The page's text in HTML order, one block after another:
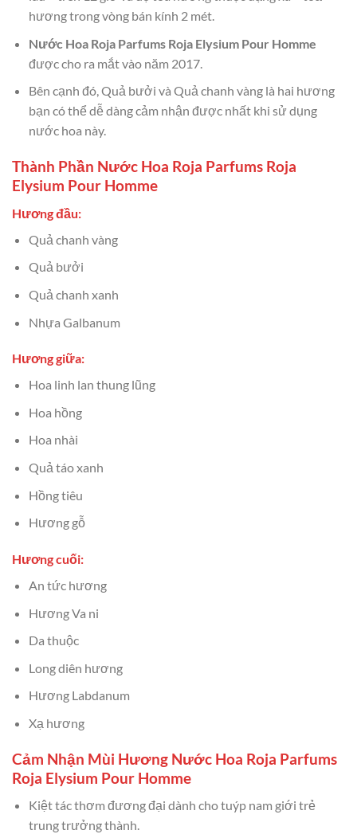
hương trong vòng bán kính 2 mét.
Nước Hoa Roja Parfums Roja Elysium Pour Homme
được cho ra mắt vào năm 2017.
Bên cạnh đó, Quả bưởi và Quả chanh vàng là hai hương
bạn có thể dễ dàng cảm nhận được nhất khi sử dụng
nước hoa này.
Thành Phần Nước Hoa Roja Parfums Roja
Elysium Pour Homme
Hương đầu:
Quả chanh vàng
Quả bưởi
Quả chanh xanh
Nhựa Galbanum
Hương giữa:
Hoa linh lan thung lũng
Hoa hồng
Hoa nhài
Quả táo xanh
Hồng tiêu
Hương gỗ
Hương cuối:
An tức hương
Hương Va ni
Da thuộc
Long diên hương
Hương Labdanum
Xạ hương
Cảm Nhận Mùi Hương Nước Hoa Roja Parfums
Roja Elysium Pour Homme
Kiệt tác thơm đương đại dành cho tuýp nam giới trẻ
trung trưởng thành.